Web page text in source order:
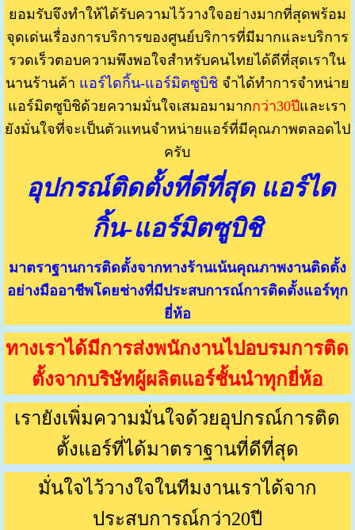
ยอมรับจึงทำให้ได้รับความไว้วางใจอย่างมากที่สุดพร้อม
จุดเด่นเรื่องการบริการของศูนย์บริการที่มีมากและบริการ
รวดเร็วตอบความพึงพอใจสำหรับคนไทยได้ดีที่สุดเราใน
นานร้านค้า แอร์ไดกิ้น-แอร์มิตซูบิชิจำได้ทำการจำหน่าย
แอร์มิตซูบิชิด้วยความมั่นใจเสมอมามากกว่า30ปีและเรา
ยังมั่นใจที่จะเป็นตัวแทนจำหน่ายแอร์ที่มีคุณภาพตลอดไป
ครับ
อุปกรณ์ติดตั้งที่ดีที่สุด แอร์ได
กิ้น-แอร์มิตซูบิชิ
มาตราฐานการติดตั้งจากทางร้านเน้นคุณภาพงานติดตั้ง
อย่างมืออาชีพโดยช่างที่มีประสบการณ์การติดตั้งแอร์ทุก
ยี่ห้อ
ทางเราได้มีการส่งพนักงานไปอบรมการติด
ตั้งจากบริษัทผู้ผลิตแอร์ชั้นนำทุกยี่ห้อ
เรายังเพิ่มความมั่นใจด้วยอุปกรณ์การติด
ตั้งแอร์ที่ได้มาตราฐานที่ดีที่สุด
มั่นใจไว้วางใจในทีมงานเราได้จาก
ประสบการณ์กว่า20ปี